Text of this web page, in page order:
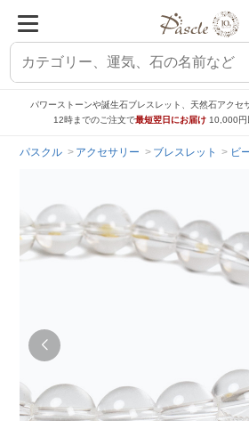
パワーストーンや誕生石ブレスレット、天然石アクセ
12時までのご注文で最短翌日にお届け 10,000円
パスクル アクセサリー ブレスレット ビ